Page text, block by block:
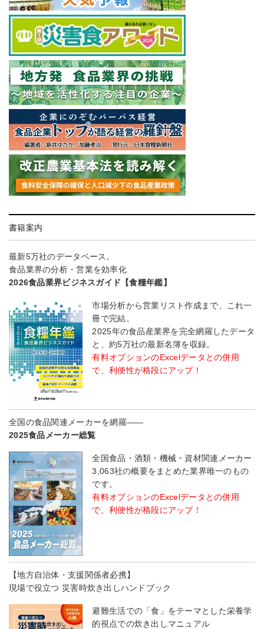
書籍案内
最新5万社のデータベース。
食品業界の分析・営業を効率化
2026食品業界ビジネスガイド【食糧年鑑】
市場分析から営業リスト作成まで、これ一
冊で完結。
2025年の食品産業界を完全網羅したデータ
と、約5万社の最新名簿を収録。
有料オプションのExcelデータとの併用
で、利便性が格段にアップ！
全国の食品関連メーカーを網羅――
2025食品メーカー総覧
全国食品・酒類・機械・資材関連メーカー
3,063社の概要をまとめた業界唯一のもの
です。
有料オプションのExcelデータとの併用
で、利便性が格段にアップ！
【地方自治体・支援関係者必携】
現場で役立つ 災害時炊き出しハンドブック
避難生活での「食」をテーマとした栄養学
的視点での炊き出しマニュアル